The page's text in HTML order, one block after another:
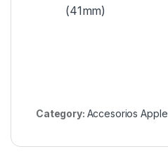
(41mm)
Category: Accesorios Apple